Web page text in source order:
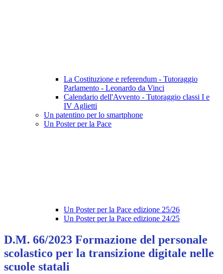
La Costituzione e referendum - Tutoraggio
Parlamento - Leonardo da Vinci
Calendario dell'Avvento - Tutoraggio classi I e
IV Aglietti
Un patentino per lo smartphone
Un Poster per la Pace
Un Poster per la Pace edizione 25/26
Un Poster per la Pace edizione 24/25
D.M. 66/2023 Formazione del personale
scolastico per la transizione digitale nelle
scuole statali